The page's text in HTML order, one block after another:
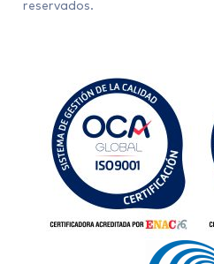
reservados.